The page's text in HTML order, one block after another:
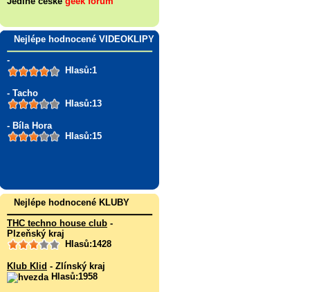
Nejlépe hodnocené VIDEOKLIPY
-
Hlasů:1
- Tacho
Hlasů:13
- Bíla Hora
Hlasů:15
Nejlépe hodnocené KLUBY
THC techno house club -
Plzeňský kraj
Hlasů:1428
Klub Klid - Zlínský kraj
Hlasů:1958